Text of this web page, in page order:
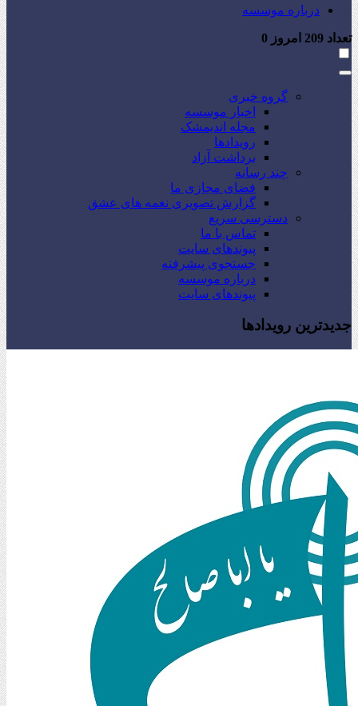
درباره موسسه
تعداد امروز 0
گروه خبری
اخبار موسسه
مجله اندیمشک
رویدادها
برداشت آزاد
چند رسانه
فضای مجازی ما
گزارش تصویری نغمه های عشق
دسترسی سریع
تماس با ما
پیوندهای سایت
جستجوی پیشرفته
درباره موسسه
پیوندهای سایت
جدیدترین رویدادها